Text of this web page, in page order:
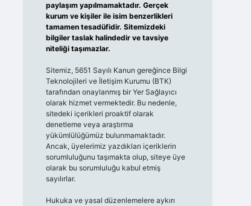
paylaşım yapılmamaktadır. Gerçek
kurum ve kişiler ile isim benzerlikleri
tamamen tesadüfidir. Sitemizdeki
bilgiler taslak halindedir ve tavsiye
niteliği taşımazlar.
Sitemiz, 5651 Sayılı Kanun gereğince Bilgi
Teknolojileri ve İletişim Kurumu (BTK)
tarafından onaylanmış bir Yer Sağlayıcı
olarak hizmet vermektedir. Bu nedenle,
sitedeki içerikleri proaktif olarak
denetleme veya araştırma
yükümlülüğümüz bulunmamaktadır.
Ancak, üyelerimiz yazdıkları içeriklerin
sorumluluğunu taşımakta olup, siteye üye
olarak bu sorumluluğu kabul etmiş
sayılırlar.
Hukuka ve yasal düzenlemelere aykırı